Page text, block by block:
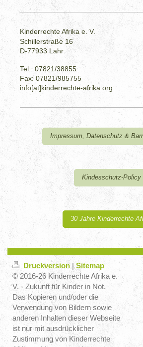
Kinderrechte Afrika e. V.
Schillerstraße 16
D-77933 Lahr
Tel.: 07821/38855
Fax: 07821/985755
info[at]kinderrechte-afrika.org
Impressum, Datenschutz &
Kindesschutz-Policy
30 Jahre Kinderrechte
Druckversion | Sitemap
© 2016-26 Kinderrechte Afrika e.
V. - Zukunft für Kinder in Not.
Das Kopieren und/oder die
Verwendung von Bildern sowie
anderen Inhalten dieser Webseite
ist nur mit ausdrücklicher
Zustimmung von Kinderrechte